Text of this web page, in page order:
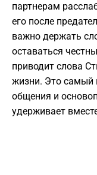
партнерам
его после
важно держать
оставаться
приводит слова
жизни. Это самый
общения и
удерживает